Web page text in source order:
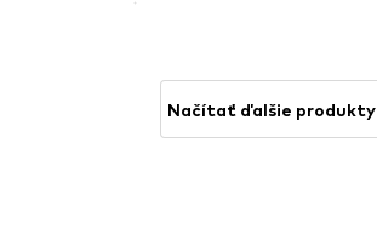
Načítať ďalšie produkty